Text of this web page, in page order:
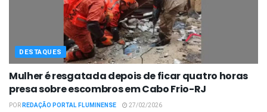
DESTAQUES
Mulher é resgatada depois de ficar quatro horas
presa sobre escombros em Cabo Frio-RJ
PORREDAÇÃO PORTAL FLUMINENSE 27/02/2026